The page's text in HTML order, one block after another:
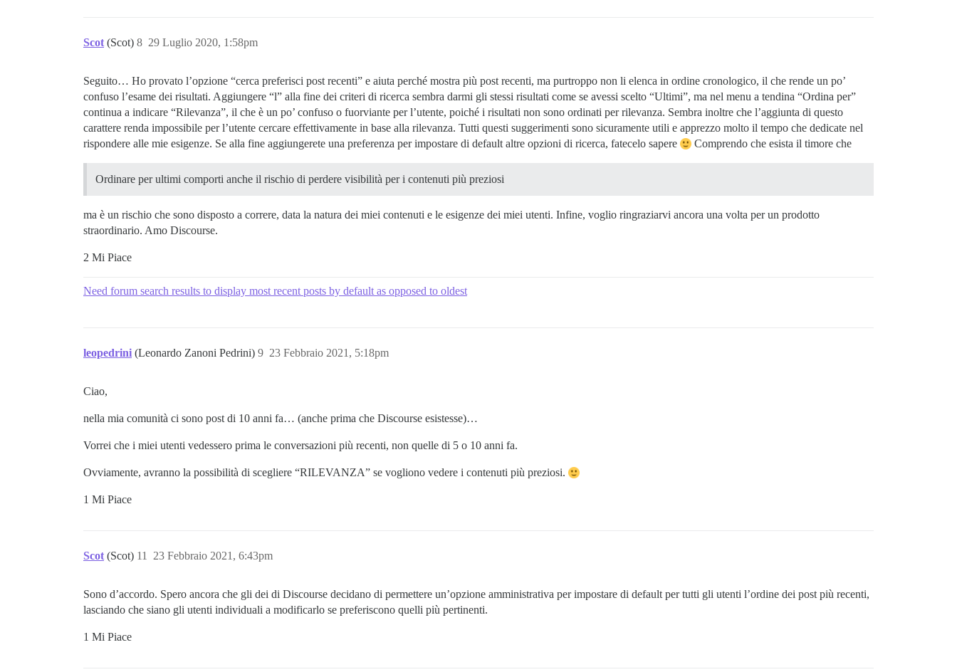
Scot (Scot) 29 Luglio 2020, 1:58pm
8
Seguito… Ho provato l’opzione “cerca preferisci post recenti” e aiuta perché mostra più post recenti, ma purtroppo non li elenca in ordine cronologico, il che rende un po’
confuso l’esame dei risultati. Aggiungere “l” alla fine dei criteri di ricerca sembra darmi gli stessi risultati come se avessi scelto “Ultimi”, ma nel menu a tendina “Ordina per”
continua a indicare “Rilevanza”, il che è un po’ confuso o fuorviante per l’utente, poiché i risultati non sono ordinati per rilevanza. Sembra inoltre che l’aggiunta di questo
carattere renda impossibile per l’utente cercare effettivamente in base alla rilevanza. Tutti questi suggerimenti sono sicuramente utili e apprezzo molto il tempo che dedicate nel
rispondere alle mie esigenze. Se alla fine aggiungerete una preferenza per impostare di default altre opzioni di ricerca, fatecelo sapere
Comprendo che esista il timore che
Ordinare per ultimi comporti anche il rischio di perdere visibilità per i contenuti più preziosi
ma è un rischio che sono disposto a correre, data la natura dei miei contenuti e le esigenze dei miei utenti. Infine, voglio ringraziarvi ancora una volta per un prodotto
straordinario. Amo Discourse.
2 Mi Piace
Need forum search results to display most recent posts by default as opposed to oldest
leopedrini (Leonardo Zanoni Pedrini) 23 Febbraio 2021, 5:18pm
9
Ciao,
nella mia comunità ci sono post di 10 anni fa… (anche prima che Discourse esistesse)…
Vorrei che i miei utenti vedessero prima le conversazioni più recenti, non quelle di 5 o 10 anni fa.
Ovviamente, avranno la possibilità di scegliere “RILEVANZA” se vogliono vedere i contenuti più preziosi.
1 Mi Piace
Scot (Scot) 23 Febbraio 2021, 6:43pm
11
Sono d’accordo. Spero ancora che gli dei di Discourse decidano di permettere un’opzione amministrativa per impostare di default per tutti gli utenti l’ordine dei post più recenti,
lasciando che siano gli utenti individuali a modificarlo se preferiscono quelli più pertinenti.
1 Mi Piace